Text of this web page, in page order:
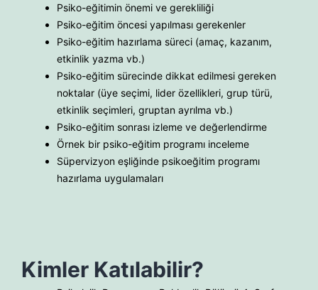
Psiko-eğitimin önemi ve gerekliliği
Psiko-eğitim öncesi yapılması gerekenler
Psiko-eğitim hazırlama süreci (amaç, kazanım,
etkinlik yazma vb.)
Psiko-eğitim sürecinde dikkat edilmesi gereken
noktalar (üye seçimi, lider özellikleri, grup türü,
etkinlik seçimleri, gruptan ayrılma vb.)
Psiko-eğitim sonrası izleme ve değerlendirme
Örnek bir psiko-eğitim programı inceleme
Süpervizyon eşliğinde psikoeğitim programı
hazırlama uygulamaları
Kimler Katılabilir?